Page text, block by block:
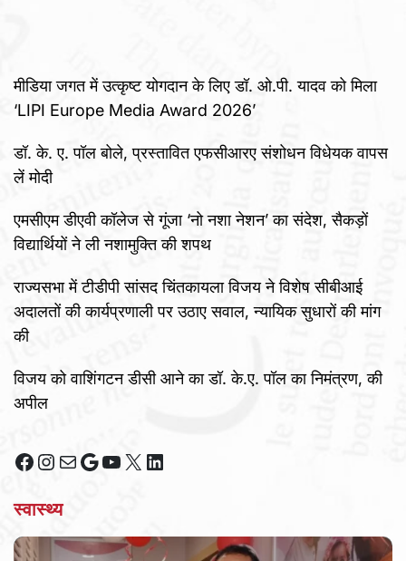
मीडिया जगत में उत्कृष्ट योगदान के लिए डॉ. ओ.पी. यादव को मिला
‘LIPI Europe Media Award 2026’
डॉ. के. ए. पॉल बोले, प्रस्तावित एफसीआरए संशोधन विधेयक वापस
लें मोदी
एमसीएम डीएवी कॉलेज से गूंजा ‘नो नशा नेशन’ का संदेश, सैकड़ों
विद्यार्थियों ने ली नशामुक्ति की शपथ
राज्यसभा में टीडीपी सांसद चिंतकायला विजय ने विशेष सीबीआई
अदालतों की कार्यप्रणाली पर उठाए सवाल, न्यायिक सुधारों की मांग
की
विजय को वाशिंगटन डीसी आने का डॉ. के.ए. पॉल का निमंत्रण, की
अपील
Facebook
Instagram
MailGoogle
YouTube
X LinkedIn
स्वास्थ्य